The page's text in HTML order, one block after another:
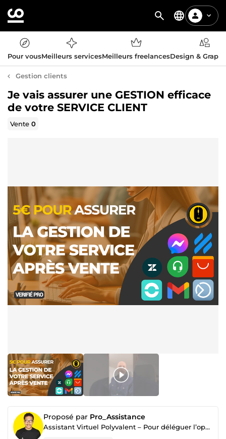
Pour vousMeilleurs servicesMeilleurs freelancesDesign &
Gestion clients
Je vais assurer une GESTION efficace
de votre SERVICE CLIENT
Vente0
Proposé par Pro_Assistance
Assistant Virtuel Polyvalent – Pour déléguer l’opérationnel et gagner du temps au quotidien.